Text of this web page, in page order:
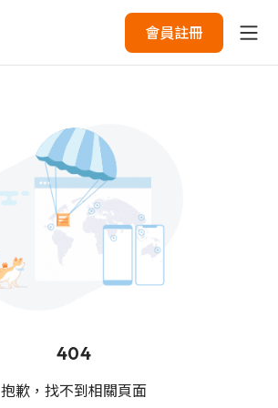
會員註冊
404
抱歉，找不到相關頁面